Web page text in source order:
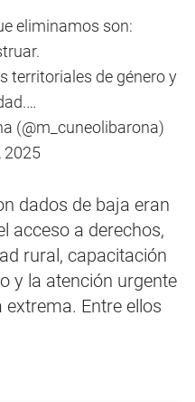
eliminamos son:
territoriales de género y
(@m_cuneolibarona)
2025
dados de baja eran
acceso a derechos,
rural, capacitación
y la atención urgente
Entre ellos